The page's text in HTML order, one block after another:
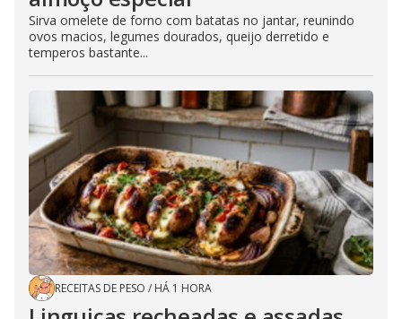
Sirva omelete de forno com batatas no jantar, reunindo
ovos macios, legumes dourados, queijo derretido e
temperos bastante...
RECEITAS DE PESO / HÁ 1 HORA